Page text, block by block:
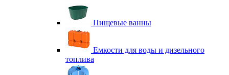
Пищевые ванны
Емкости для воды и дизельного
топлива